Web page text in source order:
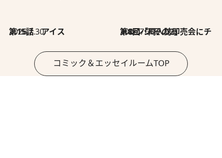
2026.7.30
第15話 アイス 2026.7.30
第8回「同人誌即売会にチャレンジ その2」
コミック＆エッセイルームTOP